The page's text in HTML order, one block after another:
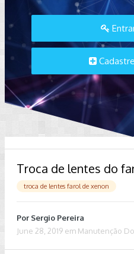
Troca de lentes do
troca de lentes farol de xenon
Por Sergio Pereira
June 28, 2019 em Manutenção